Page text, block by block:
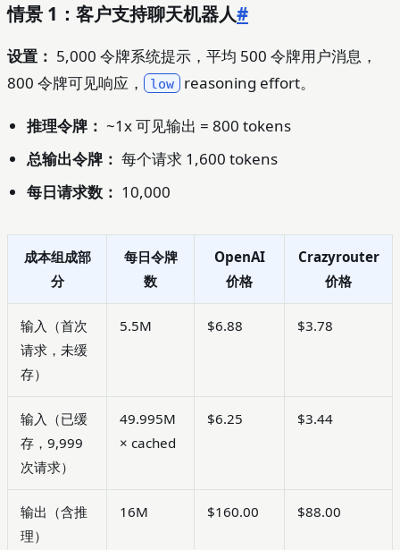
情景 1：客户支持聊天机器人#
设置： 5,000 令牌系统提示，平均 500 令牌用户消息，
800 令牌可见响应，
low reasoning effort。
推理令牌： ~1x 可见输出 = 800 tokens
总输出令牌： 每个请求 1,600 tokens
每日请求数： 10,000
成本组成部
分
每日令牌
数
OpenAI
价格
Crazyrouter
价格
输入（首次
请求，未缓
存）
5.5M $6.88 $3.78
输入（已缓
存，9,999
次请求）
49.995M
× cached
$6.25 $3.44
输出（含推
理）
16M $160.00 $88.00